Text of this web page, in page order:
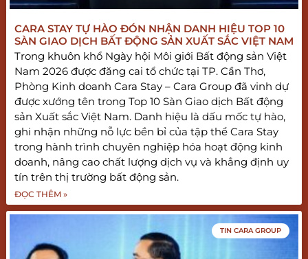
CARA STAY TỰ HÀO ĐÓN NHẬN DANH HIỆU TOP 10
SÀN GIAO DỊCH BẤT ĐỘNG SẢN XUẤT SẮC VIỆT NAM
Trong khuôn khổ Ngày hội Môi giới Bất động sản Việt
Nam 2026 được đăng cai tổ chức tại TP. Cần Thơ,
Phòng Kinh doanh Cara Stay – Cara Group đã vinh dự
được xướng tên trong Top 10 Sàn Giao dịch Bất động
sản Xuất sắc Việt Nam. Danh hiệu là dấu mốc tự hào,
ghi nhận những nỗ lực bền bỉ của tập thể Cara Stay
trong hành trình chuyên nghiệp hóa hoạt động kinh
doanh, nâng cao chất lượng dịch vụ và khẳng định uy
tín trên thị trường bất động sản.
ĐỌC THÊM »
TIN CARA GROUP